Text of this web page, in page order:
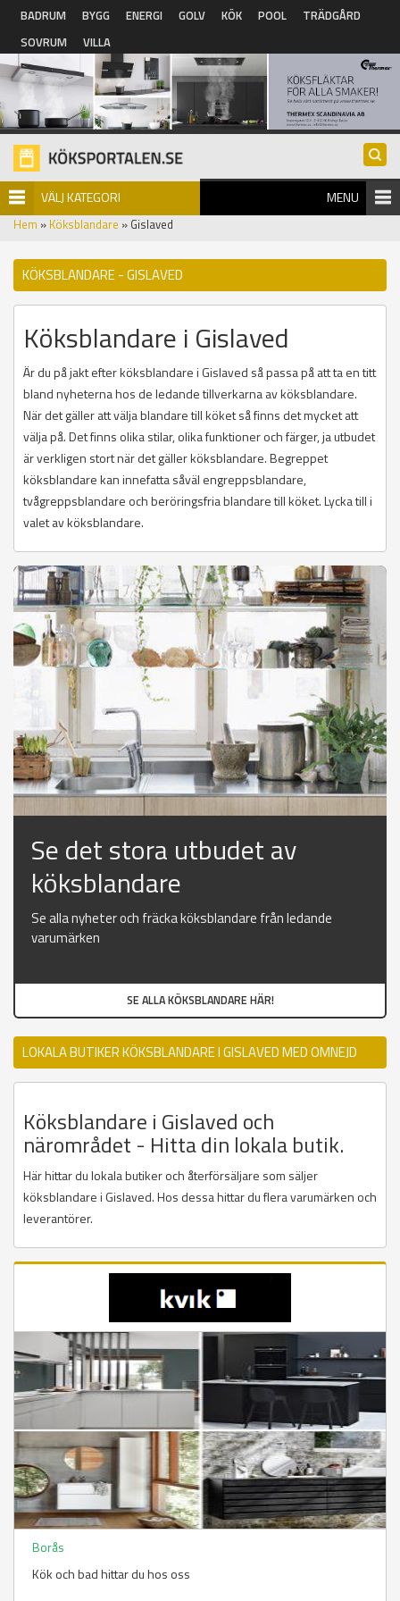
Hoppa till huvudinnehåll
BADRUM BYGG ENERGI GOLV KÖK POOL
TRÄDGÅRD
SOVRUM
VILLA
VÄLJ KATEGORI MENU
Hem » Köksblandare » Gislaved
KÖKSBLANDARE - GISLAVED
Köksblandare i Gislaved
Är du på jakt efter köksblandare i Gislaved så passa på att ta en titt
bland nyheterna hos de ledande tillverkarna av köksblandare.
När det gäller att välja blandare till köket så finns det mycket att
välja på. Det finns olika stilar, olika funktioner och färger, ja utbudet
är verkligen stort när det gäller köksblandare. Begreppet
köksblandare kan innefatta såväl engreppsblandare,
tvågreppsblandare och beröringsfria blandare till köket. Lycka till i
valet av köksblandare.
Se det stora utbudet av
köksblandare
Se alla nyheter och fräcka köksblandare från ledande
varumärken
SE ALLA KÖKSBLANDARE HÄR!
LOKALA BUTIKER KÖKSBLANDARE I GISLAVED MED OMNEJD
Köksblandare i Gislaved och
närområdet - Hitta din lokala butik.
Här hittar du lokala butiker och återförsäljare som säljer
köksblandare i Gislaved. Hos dessa hittar du flera varumärken och
leverantörer.
Borås
Kök och bad hittar du hos oss